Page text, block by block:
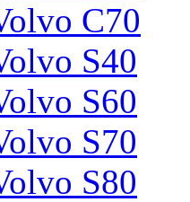
C70
S40
S60
S70
S80